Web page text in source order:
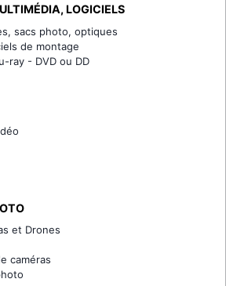
LOGICIELS
sacs photo, optiques
de montage
ray - DVD ou DD
et Drones
caméras